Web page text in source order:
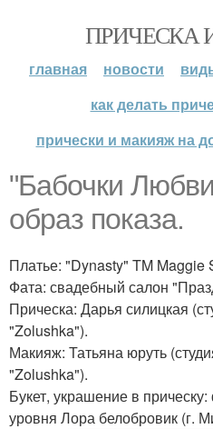
ПРИЧЕСКА
главная новости
как делать
прически и макияж на
"Бабочки
образ показа.
Платье: "Dynasty" TM Maggie
Фата: свадебный салон
Прическа: Дарья силицкая
"Zolushka").
Макияж: Татьяна юруть
"Zolushka").
Букет, украшение в
уровня Лора белобровик (г.